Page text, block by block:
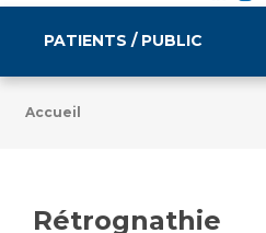
PATIENTS / PUBLIC
Emploi / formation
Accueil
Rétrognathie